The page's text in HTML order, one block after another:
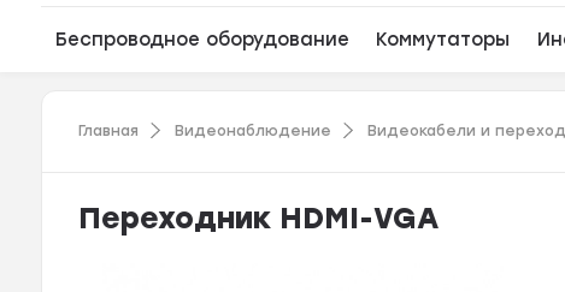
Беспроводное оборудование Коммутаторы
Главная Видеонаблюдение Видеокабели и
Переходник HDMI-VGA